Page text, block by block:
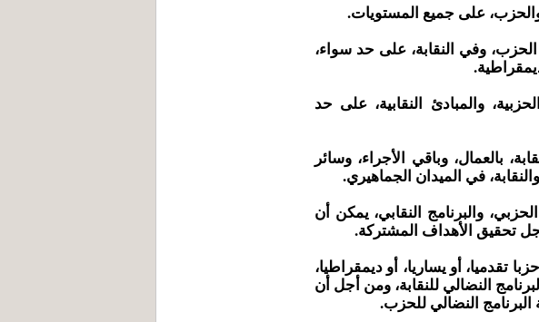
وفي النقابة، على حد سواء،
والمبادئ النقابية، على حد
بالعمال، وباقي الأجراء، وسائر
في الميدان الجماهيري.
والبرنامج النقابي، يمكن أن
تحقيق الأهداف المشتركة.
تقدميا، أو يساريا، أو ديمقراطيا،
النضالي للنقابة، ومن أجل أن
البرنامج النضالي للحزب.